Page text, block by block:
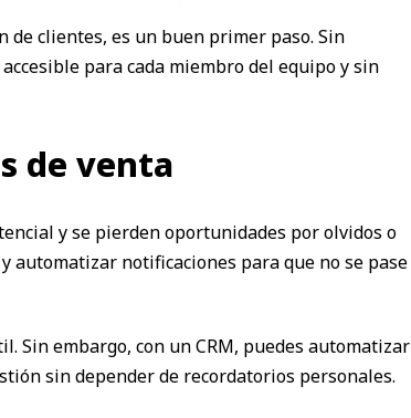
de clientes, es un buen primer paso. Sin
para cada miembro del equipo y sin
de venta
y se pierden oportunidades por olvidos o
automatizar notificaciones para que no se pase
Sin embargo, con un CRM, puedes automatizar
sin depender de recordatorios personales.